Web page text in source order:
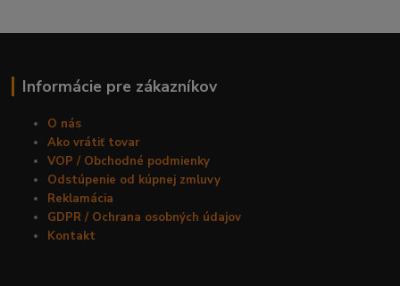
Informácie pre zákazníkov
O nás
Ako vrátiť tovar
VOP / Obchodné podmienky
Odstúpenie od kúpnej zmluvy
Reklamácia
GDPR / Ochrana osobných údajov
Kontakt